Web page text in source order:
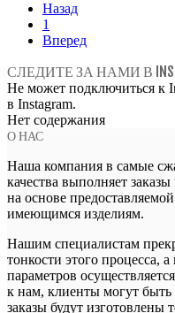
Назад
1
Вперед
СЛЕДИТЕ ЗА НАМИ В
Не может подключиться к
в Instagram.
Нет содержания
О НАС
Наша компания в самые
качества выполняет
на основе
имеющимся изделиям.
Нашим специалистам
тонкости этого процесса,
параметров
к нам, клиенты могут
заказы будут